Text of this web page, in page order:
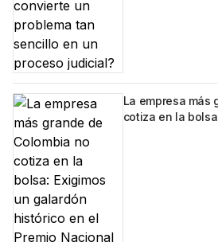
La empresa más
cotiza en la